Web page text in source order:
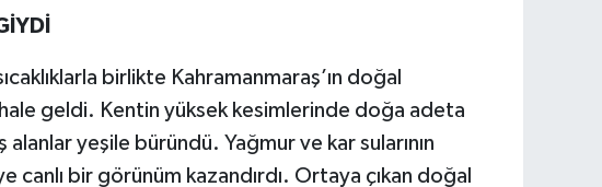
birlikte Kahramanmaraş’ın doğal
geldi. Kentin yüksek kesimlerinde doğa adeta
yeşile büründü. Yağmur ve kar sularının
bir görünüm kazandırdı. Ortaya çıkan doğal